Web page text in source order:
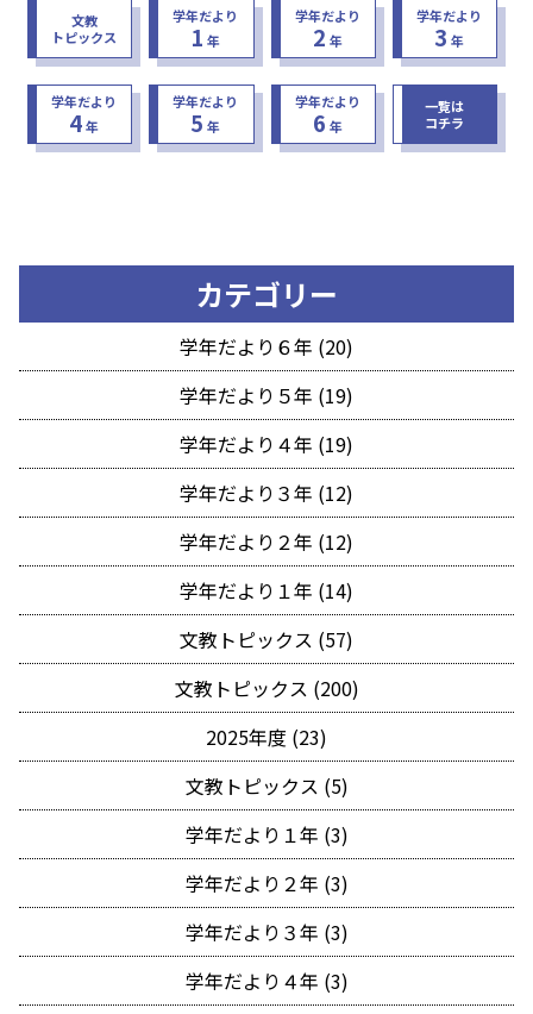
文教
トピックス
学年だより
1 年
学年だより
2 年
学年だより
3 年
学年だより
4年
学年だより
5 年
学年だより
6 年
一覧は
コチラ
カテゴリー
学年だより６年 (20)
学年だより５年 (19)
学年だより４年 (19)
学年だより３年 (12)
学年だより２年 (12)
学年だより１年 (14)
文教トピックス (57)
文教トピックス (200)
2025年度 (23)
文教トピックス (5)
学年だより１年 (3)
学年だより２年 (3)
学年だより３年 (3)
学年だより４年 (3)